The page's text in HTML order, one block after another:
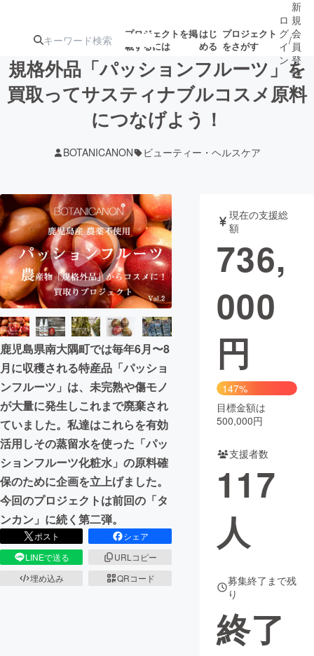
プロジェクトを掲
載するには
はじ
める
プロジェクト
をさがす
注目のリ 注目の新着プロ
ジェクト
募集終了が近いプ
ロジェクト
テクノロジー・ガジェット
映像・映画 書籍・雑誌
ビジネス・起業 チャレンジ
まちづくり・地域活性化
CAMPFIRE for Social Good
CAMPFIRE Creation
CAMPFIREふるさと納税machi-ya コミュニティ
ロ
グ
イ
ン
/
新
規
会
員
登
録
規格外品「パッションフルーツ」を
買取ってサスティナブルコスメ原料
につなげよう！
BOTANICANON ビューティー・ヘルスケア
鹿児島県南大隅町では毎年6月〜8
月に収穫される特産品「パッショ
ンフルーツ」は、未完熟や傷モノ
が大量に発生しこれまで廃棄され
ていました。私達はこれらを有効
活用しその蒸留水を使った「パッ
ションフルーツ化粧水」の原料確
保のために企画を立上げました。
今回のプロジェクトは前回の「タ
ンカン」に続く第二弾。
ポスト
シェア
LINEで送る
URLコピー
埋め込み
QRコード
現在の支援総
額
736,
000
円
147%
目標金額は
500,000円
支援者数
117
人
募集終了まで残
り
終了